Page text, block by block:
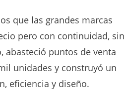
que las grandes marcas
pero con continuidad, sin
abasteció puntos de venta
unidades y construyó un
eficiencia y diseño.